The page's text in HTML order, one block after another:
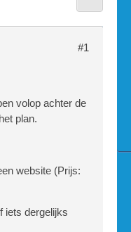
#1
volop achter de
plan.
website (Prijs:
iets dergelijks